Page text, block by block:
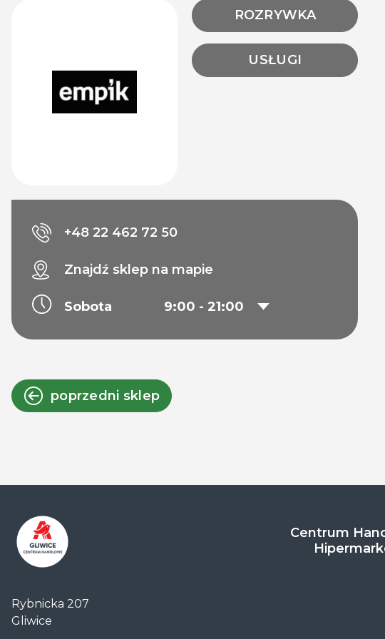
ROZRYWKA
USŁUGI
+48 22 462 72 50
Znajdź sklep na mapie
Sobota 9:00 - 21:00
poprzedni sklep
Handlowe
Auchan
Rybnicka 207
Gliwice
Centrum